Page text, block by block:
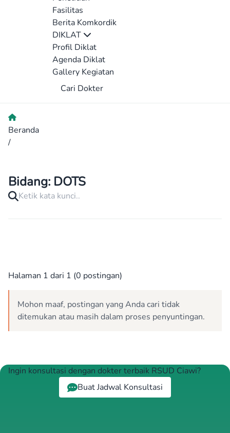
Fasilitas
Berita Komkordik
DIKLAT
Profil Diklat
Agenda Diklat
Gallery Kegiatan
Cari Dokter
Beranda
/
Bidang: DOTS
Halaman 1 dari 1 (0 postingan)
Mohon maaf, postingan yang Anda cari tidak
ditemukan atau masih dalam proses penyuntingan.
Ingin konsultasi dengan dokter terbaik RSUD Ciawi?
Buat Jadwal Konsultasi